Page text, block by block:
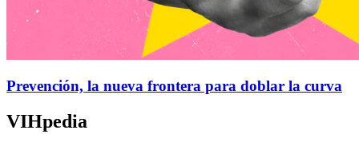
Prevención, la nueva frontera para doblar la curva
VIHpedia